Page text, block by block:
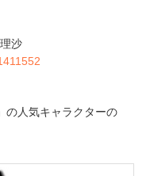
沙
の人気キャラクターの